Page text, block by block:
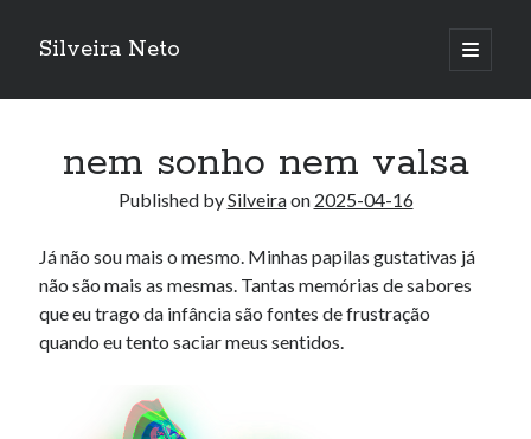
Silveira Neto
open
primary
Sidebar
A Girl Reading, Johann Georg Meyer, oil on canvas, 1871
Do not go gentle into that good night – Dylan Thomas
ELEGOO ESP32 kit notes
vou aprender a ler pra ensinar meus camaradas
You know what would be really cool?
The asymmetry of the historical record
nem sonho nem valsa
Published bySilveiraon 2025-04-16
Já não sou mais o mesmo. Minhas papilas gustativas já
não são mais as mesmas. Tantas memórias de sabores
que eu trago da infância são fontes de frustração
quando eu tento saciar meus sentidos.